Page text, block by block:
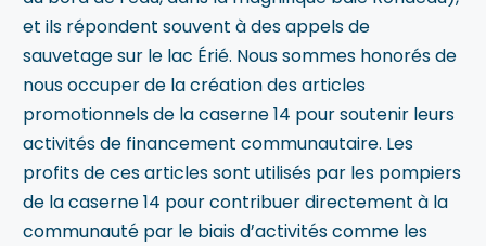
et ils répondent souvent à des appels de
sauvetage sur le lac Érié. Nous sommes honorés de
nous occuper de la création des articles
promotionnels de la caserne 14 pour soutenir leurs
activités de financement communautaire. Les
profits de ces articles sont utilisés par les pompiers
de la caserne 14 pour contribuer directement à la
communauté par le biais d’activités comme les